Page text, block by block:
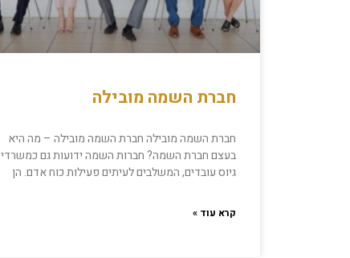
חברת השמה מובילה
חברת השמה מובילה חברת השמה מובילה – מה היא
בעצם חברת השמה? חברות השמה ידועות גם כמשרדי
גיוס עובדים, המשלבים לעיתים פעילות כוח אדם. הן
קרא עוד »